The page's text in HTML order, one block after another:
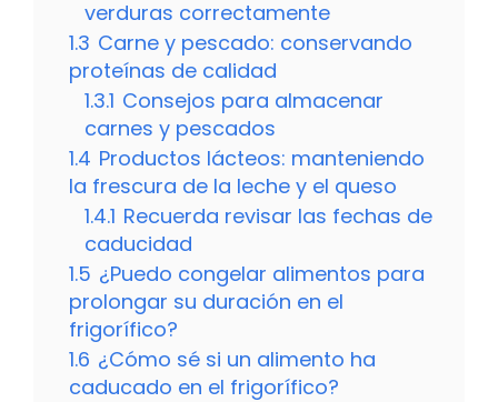
verduras correctamente
1.3 Carne y pescado: conservando
proteínas de calidad
1.3.1 Consejos para almacenar
carnes y pescados
1.4 Productos lácteos: manteniendo
la frescura de la leche y el queso
1.4.1 Recuerda revisar las fechas de
caducidad
1.5 ¿Puedo congelar alimentos para
prolongar su duración en el
frigorífico?
1.6 ¿Cómo sé si un alimento ha
caducado en el frigorífico?